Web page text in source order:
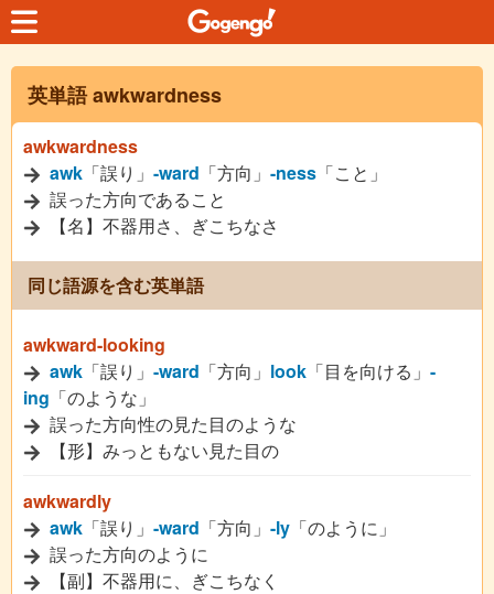
英単語 awkwardness
awkwardness
awk 「誤り」 -ward 「方向」 -ness 「こと」
誤った方向であること
【名】不器用さ、ぎこちなさ
同じ語源を含む英単語
awkward-looking
awk 「誤り」 -ward 「方向」 look 「目を向ける」 -
ing 「のような」
誤った方向性の見た目のような
【形】みっともない見た目の
awkwardly
awk 「誤り」 -ward 「方向」 -ly 「のように」
誤った方向のように
【副】不器用に、ぎこちなく